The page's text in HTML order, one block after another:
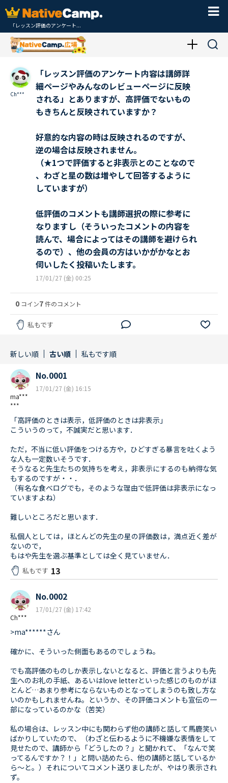
「レッスン評価のアンケート...
Ch***
「レッスン評価のアンケート内容は講師詳
細ページやみんなのレビューページに反映
される」とありますが、高評価でないもの
もきちんと反映されていますか？
好意的な内容の時は反映されるのですが、
逆の場合は反映されません。
（★1つで評価すると非表示とのことなので
、わざと星の数は増やして回答するように
していますが）
低評価のコメントも講師選択の際に参考に
なりますし（そういったコメントの内容を
読んで、場合によってはその講師を避けられ
るので）、他の会員の方はいかがかなとお
伺いしたく投稿いたします。
17/01/27 (金) 00:25
0 コイン7件のコメント
私もです
新しい順 古い順 私もです順
ma***
***
No.0001
17/01/27 (金) 16:15
「高評価のときは表示，低評価のときは非表示」
こういうのって，不誠実だと思います．
ただ，不当に低い評価をつける方や，ひどすぎる暴言を吐くよう
な人も一定数いそうです．
そうなると先生たちの気持ちを考え，非表示にするのも納得な気
もするのですが・・．
（有名な食べログでも，そのような理由で低評価は非表示になっ
ていますよね）
難しいところだと思います．
私個人としては，ほとんどの先生の星の評価数は，満点近く差が
ないので，
もはや先生を選ぶ基準としては全く見ていません．
私もです 13
Ch***
No.0002
17/01/27 (金) 17:42
>ma******さん
確かに、そういった側面もあるのでしょうね。
でも高評価のものしか表示しないとなると、評価と言うよりも先
生へのお礼の手紙、あるいはlove letterといった感じのものがほ
とんど…あまり参考にならないものとなってしまうのも致し方な
いのかもしれませんね。というか、その評価コメントも宣伝の一
部になっているのかな（苦笑）
私の場合は、レッスン中にも関わらず他の講師と話して馬鹿笑い
ばかりしていたので、（わざと伝わるように不機嫌な表情をして
見せたので、講師から「どうしたの？」と聞かれて、「なんで笑
ってるんですか？！」と問い詰めたら、他の講師と話しているか
ら～と。）それについてコメント送りましたが、やはり表示され
ず。